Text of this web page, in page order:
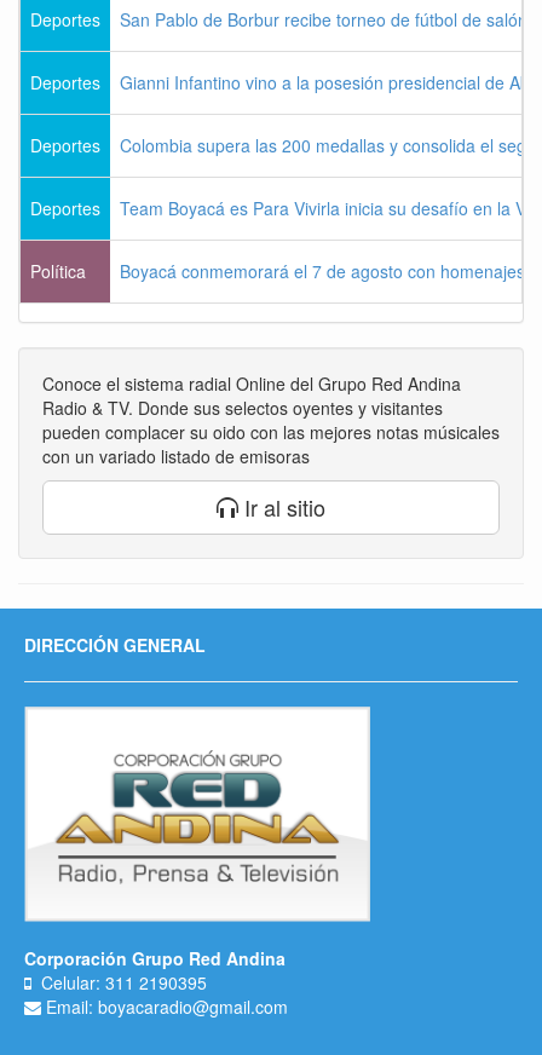
Deportes San Pablo de Borbur recibe torneo de fútbol de salón
Deportes Gianni Infantino vino a la posesión presidencial de
Deportes Colombia supera las 200 medallas y consolida el
Deportes Team Boyacá es Para Vivirla inicia su desafío en la
Política Boyacá conmemorará el 7 de agosto con homenajes
Conoce el sistema radial Online del Grupo Red Andina
Radio & TV. Donde sus selectos oyentes y visitantes
pueden complacer su oido con las mejores notas músicales
con un variado listado de emisoras
Ir al sitio
DIRECCIÓN GENERAL
Corporación Grupo Red Andina
Celular: 311 2190395
Email: boyacaradio@gmail.com